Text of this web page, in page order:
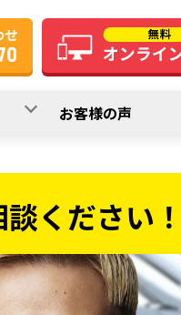
お客様の声
談ください！